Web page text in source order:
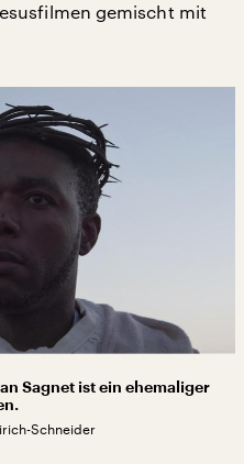
gemischt mit
Sagnet ist ein ehemaliger
Schneider